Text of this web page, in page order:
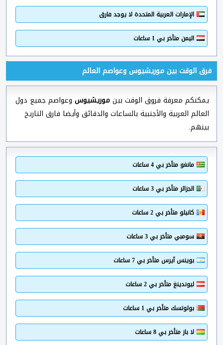
الإمارات العربية المتحدة لا يوجد فارق
اليمن متأخر بي 1 ساعات
فرق الوقت بين موريشيوس وعواصم العالم
يمكنكم معرفة فروق الوقت بينموريشيوس وعواصم جميع دول
العالم العربية والأجنبية بالساعات والدقائق وأيضا فارق التاريخ
بينهم.
مانغو متأخر بي 4 ساعات
الجزائر متأخر بي 3 ساعات
كانيلو متأخر بي 2 ساعات
سومبي متأخر بي 3 ساعات
بوينس آيرس متأخر بي 7 ساعات
ليوندينغ متأخر بي 2 ساعات
بولوتسك متأخر بي 1 ساعات
لا باز متأخر بي 8 ساعات